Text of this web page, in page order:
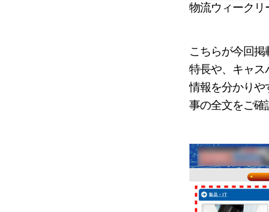
物流ウィークリ
こちらが今回
特長や、キャス
情報を分かりや
事の全文をご確